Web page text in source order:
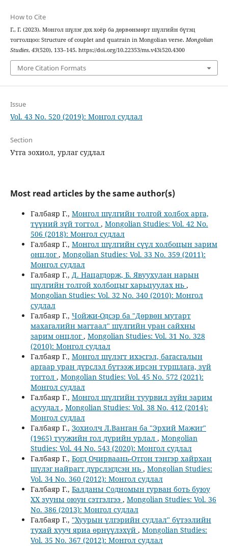
How to Cite
Г., Г. (2023). Монгол шүлэг дэх хоёр ба дөрвөнмөрт шүлгийн бүтэц
тогтолцоо: Structure of couplet and quatrain in Mongolian verse. Mongolian
Studies, 43(520), 133–145. https://doi.org/10.22353/ms.v43i520.4300
More Citation Formats
Issue
Vol. 43 No. 520 (2019): Монгол судлал
Section
Утга зохиол, урлаг судлал
Most read articles by the same author(s)
Галбаяр Г., Монгол шүлгийн толгой холбох арга,
түүний зүй тогтол , Mongolian Studies: Vol. 42 No.
506 (2018): Монгол судлал
Галбаяр Г., Монгол шүлгийн сүүл холбоцын зарим
онцлог, Mongolian Studies: Vol. 33 No. 359 (2011):
Монгол судлал
Галбаяр Г., Д. Нацагдорж, Б. Явуухулан нарын
шүлгийн толгой холбоцыг харьцуулах нь ,
Mongolian Studies: Vol. 32 No. 340 (2010): Монгол
судлал
Галбаяр Г., Чойжи-Одсэр ба "Дөрвөн мутарт
махагалийн магтаал" шүлгийн уран сайхны
зарим онцлог, Mongolian Studies: Vol. 31 No. 328
(2010): Монгол судлал
Галбаяр Г., Монгол шүлэгт ихэсгэл, багасгалын
аргаар уран дүрслэл бүтээж ирсэн туршлага, зүй
тогтол , Mongolian Studies: Vol. 45 No. 572 (2021):
Монгол судлал
Галбаяр Г., Монгол шүлгийн туурвил зүйн зарим
асуудал , Mongolian Studies: Vol. 38 No. 412 (2014):
Монгол судлал
Галбаяр Г., Зохиолч Л.Ванган ба "Эрхий Мажиг"
(1965) туужийн гол дүрийн урлал , Mongolian
Studies: Vol. 44 No. 543 (2020): Монгол судлал
Галбаяр Г., Богд Очирваань-Отгон тэнгэр хайрхан
шүлэг найрагт дүрслэгдсэн нь , Mongolian Studies:
Vol. 34 No. 360 (2012): Монгол судлал
Галбаяр Г., Балданы Содномын гурван боть буюу
ХХ зууны оюун сэтгэлгээ , Mongolian Studies: Vol. 36
No. 386 (2013): Монгол судлал
Галбаяр Г., "Хуурын үлгэрийн судлал" бүтээлийн
тухай хууч яриа өрнүүлэхүй , Mongolian Studies:
Vol. 35 No. 367 (2012): Монгол судлал